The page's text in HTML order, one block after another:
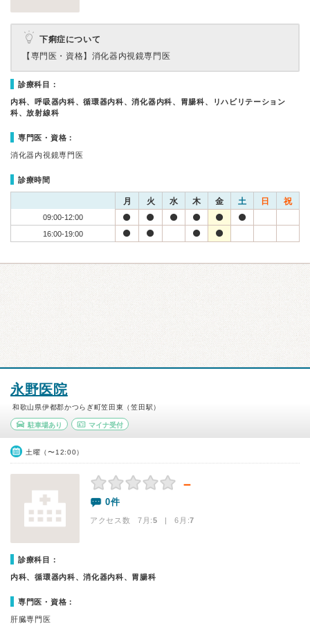
下痢症について
【専門医・資格】 消化器内視鏡専門医
診療科目：
内科、呼吸器内科、循環器内科、消化器内科、胃腸科、リハビリテーション
科、放射線科
専門医・資格：
消化器内視鏡専門医
診療時間
月 火 水 木 金 土 日 祝
09:00-12:00
16:00-19:00
永野医院
和歌山県伊都郡かつらぎ町笠田東（笠田駅）
駐車場あり マイナ受付
土曜（〜12:00）
－
0件
アクセス数 7月:5 | 6月:7
診療科目：
内科、循環器内科、消化器内科、胃腸科
専門医・資格：
肝臓専門医